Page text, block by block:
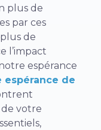
plus de
par ces
de
l’impact
espérance
espérance de
votre